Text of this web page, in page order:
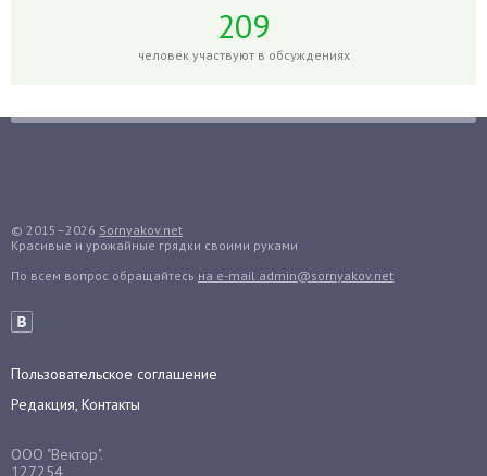
Груши
Дайкон
Декабрист
Денежное дерево
Диффенбахия
Дыня
209
человек участвуют в обсуждениях
© 2015–2026 Sornyakov.net
Красивые и урожайные грядки своими руками
По всем вопрос обращайтесь на e-mail admin@sornyakov.net
Пользовательское соглашение
Редакция, Контакты
ООО "Вектор".
127254,